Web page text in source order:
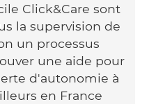
Click&Care sont
la supervision de
un processus
une aide pour
d'autonomie à
en France